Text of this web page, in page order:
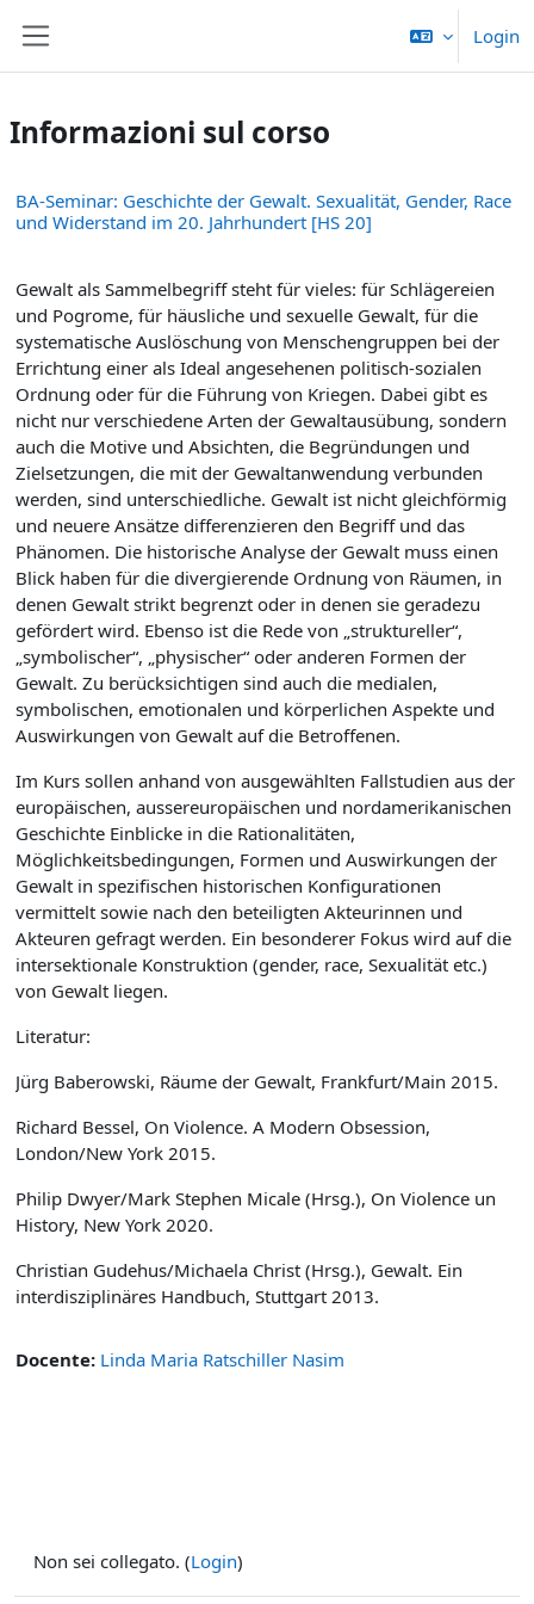
Login
Informazioni sul corso
BA-Seminar: Geschichte der Gewalt. Sexualität, Gender, Race
und Widerstand im 20. Jahrhundert [HS 20]
Gewalt als Sammelbegriff steht für vieles: für Schlägereien
und Pogrome, für häusliche und sexuelle Gewalt, für die
systematische Auslöschung von Menschengruppen bei der
Errichtung einer als Ideal angesehenen politisch-sozialen
Ordnung oder für die Führung von Kriegen. Dabei gibt es
nicht nur verschiedene Arten der Gewaltausübung, sondern
auch die Motive und Absichten, die Begründungen und
Zielsetzungen, die mit der Gewaltanwendung verbunden
werden, sind unterschiedliche. Gewalt ist nicht gleichförmig
und neuere Ansätze differenzieren den Begriff und das
Phänomen. Die historische Analyse der Gewalt muss einen
Blick haben für die divergierende Ordnung von Räumen, in
denen Gewalt strikt begrenzt oder in denen sie geradezu
gefördert wird. Ebenso ist die Rede von „struktureller“,
„symbolischer“, „physischer“ oder anderen Formen der
Gewalt. Zu berücksichtigen sind auch die medialen,
symbolischen, emotionalen und körperlichen Aspekte und
Auswirkungen von Gewalt auf die Betroffenen.
Im Kurs sollen anhand von ausgewählten Fallstudien aus der
europäischen, aussereuropäischen und nordamerikanischen
Geschichte Einblicke in die Rationalitäten,
Möglichkeitsbedingungen, Formen und Auswirkungen der
Gewalt in spezifischen historischen Konfigurationen
vermittelt sowie nach den beteiligten Akteurinnen und
Akteuren gefragt werden. Ein besonderer Fokus wird auf die
intersektionale Konstruktion (gender, race, Sexualität etc.)
von Gewalt liegen.
Literatur:
Jürg Baberowski, Räume der Gewalt, Frankfurt/Main 2015.
Richard Bessel, On Violence. A Modern Obsession,
London/New York 2015.
Philip Dwyer/Mark Stephen Micale (Hrsg.), On Violence un
History, New York 2020.
Christian Gudehus/Michaela Christ (Hrsg.), Gewalt. Ein
interdisziplinäres Handbuch, Stuttgart 2013.
Docente: Linda Maria Ratschiller Nasim
Non sei collegato. (Login)